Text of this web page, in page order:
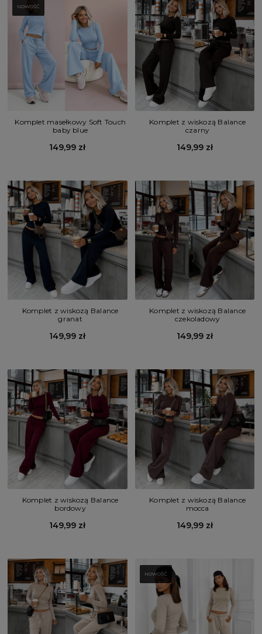
NOWOŚĆ
Komplet masełkowy Soft Touch
baby blue
149,99 zł
Komplet z wiskozą Balance
czarny
149,99 zł
Komplet z wiskozą Balance
granat
149,99 zł
Komplet z wiskozą Balance
czekoladowy
149,99 zł
Komplet z wiskozą Balance
bordowy
149,99 zł
Komplet z wiskozą Balance
mocca
149,99 zł
NOWOŚĆ